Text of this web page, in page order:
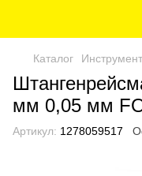
Каталог
мм 0,05 мм
Артикул: 1278059517